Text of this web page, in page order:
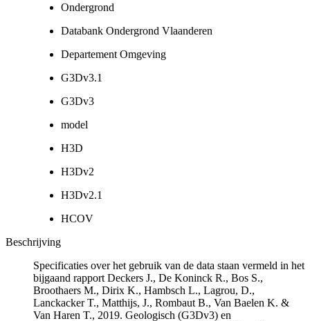
Ondergrond
Databank Ondergrond Vlaanderen
Departement Omgeving
G3Dv3.1
G3Dv3
model
H3D
H3Dv2
H3Dv2.1
HCOV
Beschrijving
Specificaties over het gebruik van de data staan vermeld in het
bijgaand rapport Deckers J., De Koninck R., Bos S.,
Broothaers M., Dirix K., Hambsch L., Lagrou, D.,
Lanckacker T., Matthijs, J., Rombaut B., Van Baelen K. &
Van Haren T., 2019. Geologisch (G3Dv3) en